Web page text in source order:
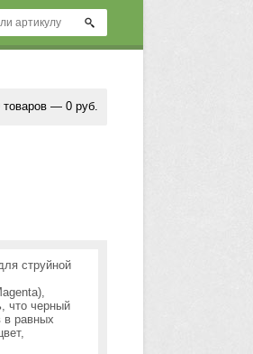
товаров — 0 руб.
струйной
),
что черный
в равных